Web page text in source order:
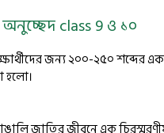
অনুচ্ছেদ class 9 ও ১০
জন্য ২০০-২৫০ শব্দের
হলো।